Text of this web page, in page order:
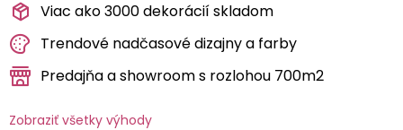
Viac ako 3000 dekorácií skladom
Trendové nadčasové dizajny a farby
Predajňa a showroom s rozlohou 700m2
Zobraziť všetky výhody